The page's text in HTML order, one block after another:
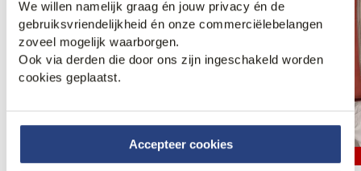
We willen namelijk graag én jouw privacy én de
gebruiksvriendelijkheid én onze commerciëlebelangen
zoveel mogelijk waarborgen.
Ook via derden die door ons zijn ingeschakeld worden
cookies geplaatst.
Accepteer cookies